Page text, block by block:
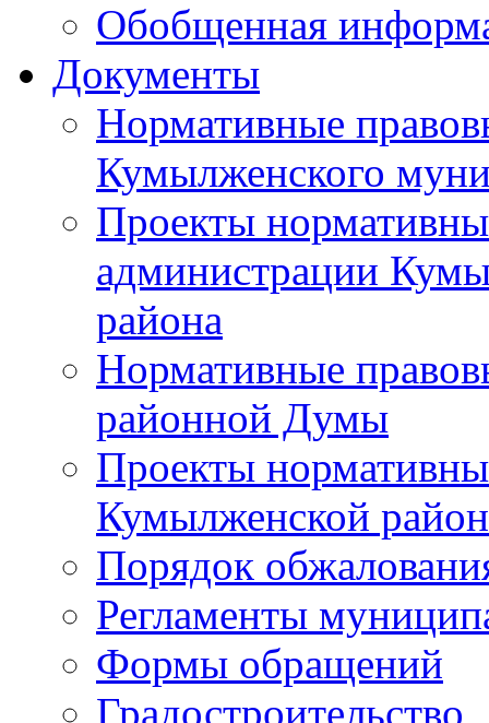
Обобщенная
Документы
Нормативные
Кумылженского
Проекты
администрации
района
Нормативные
районной Думы
Проекты
Кумылженской
Порядок
Регламенты
Формы обращений
Градостроительство